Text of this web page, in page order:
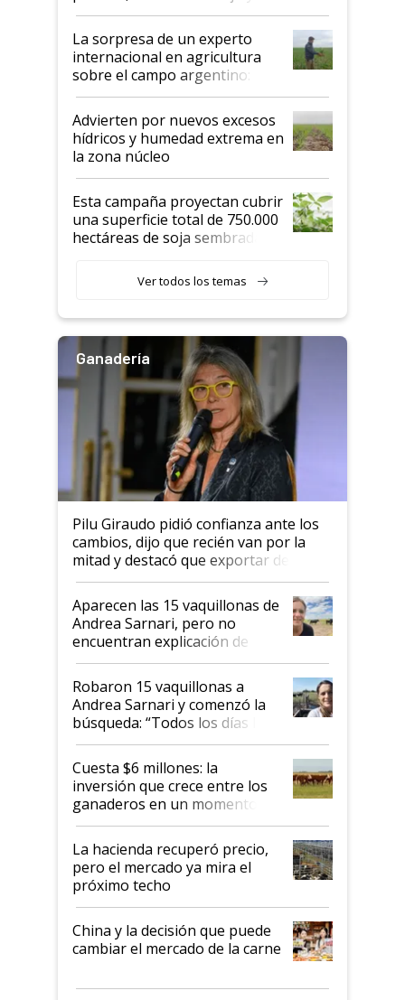
todas las tendencias
La sorpresa de un experto
internacional en agricultura
sobre el campo argentino:
"Estoy muy impresionado"
Advierten por nuevos excesos
hídricos y humedad extrema en
la zona núcleo
Esta campaña proyectan cubrir
una superficie total de 750.000
hectáreas de soja sembradas
variedades que marcan un
salto tecnológico en genética y
Ver todos los temas
Ganadería
Pilu Giraudo pidió confianza ante los
cambios, dijo que recién van por la
mitad y destacó que exportar dejó de
ser "para unos pocos": "Tenemos un
mandato muy claro del gobierno
nacional"
Aparecen las 15 vaquillonas de
Andrea Sarnari, pero no
encuentran explicación de
cómo llegaron allí
Robaron 15 vaquillonas a
Andrea Sarnari y comenzó la
búsqueda: “Todos los días le
toca a algún productor”
Cuesta $6 millones: la
inversión que crece entre los
ganaderos en un momento
histórico para la actividad
La hacienda recuperó precio,
pero el mercado ya mira el
próximo techo
China y la decisión que puede
cambiar el mercado de la carne